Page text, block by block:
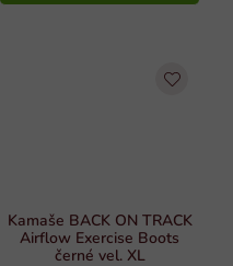
Kamaše BACK ON TRACK
Airflow Exercise Boots
černé vel. XL